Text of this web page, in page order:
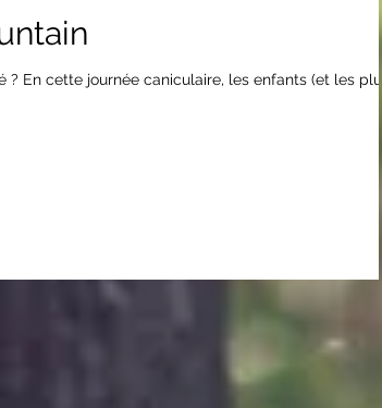
En cette journée caniculaire, les enfants (et les plus